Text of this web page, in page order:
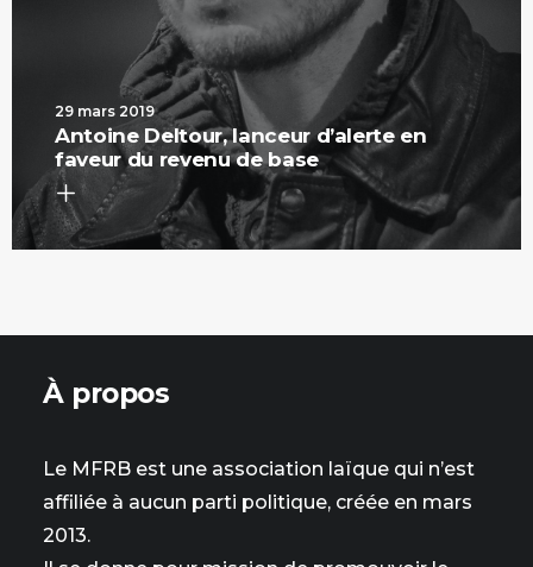
29 mars 2019
Antoine Deltour, lanceur d’alerte en
faveur du revenu de base
À propos
Le MFRB est une association laïque qui n’est
affiliée à aucun parti politique, créée en mars
2013.